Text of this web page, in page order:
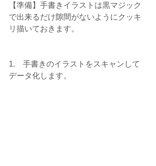
【準備】手書きイラストは黒マジック
で出来るだけ隙間がないようにクッキ
リ描いておきます。
1.    手書きのイラストをスキャンして
データ化します。